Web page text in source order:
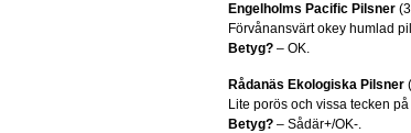
Engelholms Pacific Pilsner
Förvånansvärt okey humlad
Betyg? – OK.
Rådanäs Ekologiska Pilsner
Lite porös och vissa tecken
Betyg? – Sådär+/OK-.